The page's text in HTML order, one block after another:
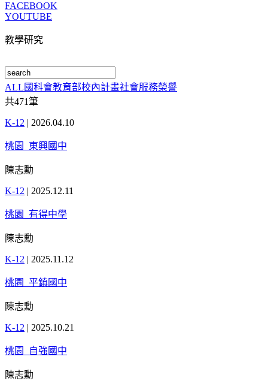
FACEBOOK
YOUTUBE
教學研究
ALL 國科會教育部校內計畫社會服務榮譽
共471筆
K-12 | 2026.04.10
桃園_東興國中
陳志勳
K-12 | 2025.12.11
桃園_有得中學
陳志勳
K-12 | 2025.11.12
桃園_平鎮國中
陳志勳
K-12 | 2025.10.21
桃園_自強國中
陳志勳